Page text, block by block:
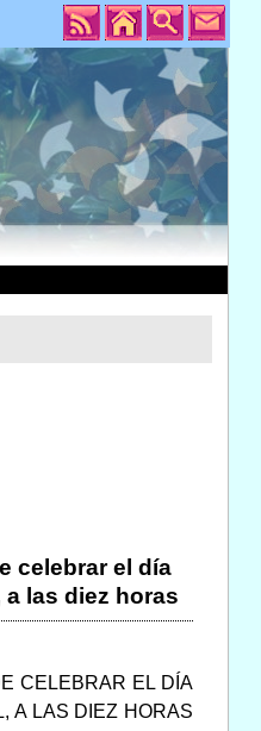
celebrar el día
las diez horas
CELEBRAR EL DÍA
A LAS DIEZ HORAS